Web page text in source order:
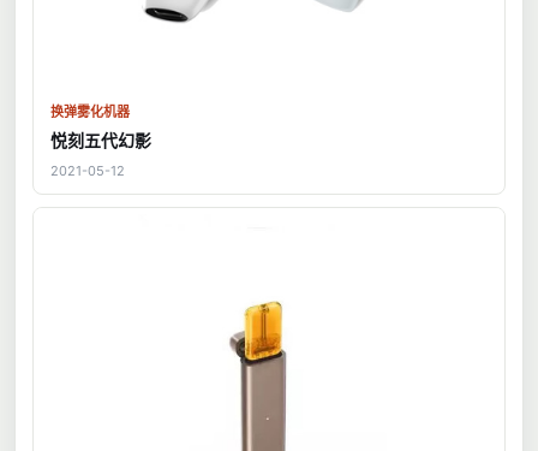
换弹雾化机器
悦刻五代幻影
2021-05-12